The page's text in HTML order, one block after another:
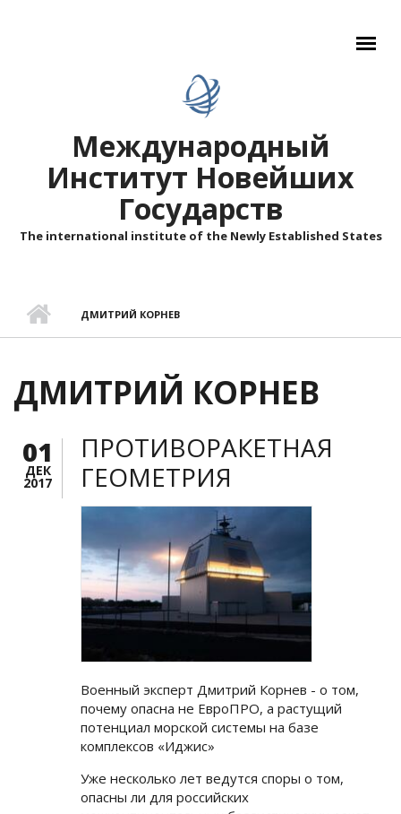
Международный
Институт Новейших
Государств
The international institute of the Newly Established States
ДМИТРИЙ КОРНЕВ
ДМИТРИЙ КОРНЕВ
01
ДЕК
2017
ПРОТИВОРАКЕТНАЯ
ГЕОМЕТРИЯ
Военный эксперт Дмитрий Корнев - о том,
почему опасна не ЕвроПРО, а растущий
потенциал морской системы на базе
комплексов «Иджис»
Уже несколько лет ведутся споры о том,
опасны ли для российских